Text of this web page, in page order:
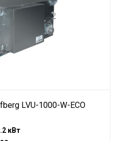
LVU-1000-W-ECO
кВт